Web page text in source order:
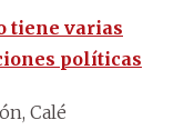
tiene varias
políticas
Calé